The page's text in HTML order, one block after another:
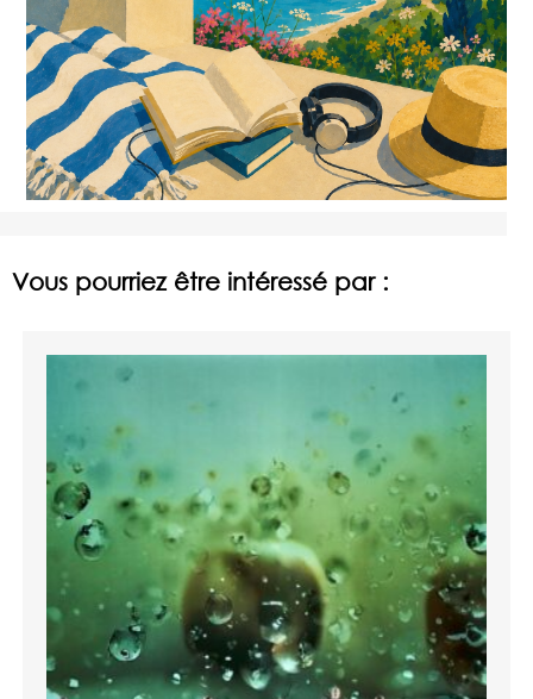
Vous pourriez être intéressé par :